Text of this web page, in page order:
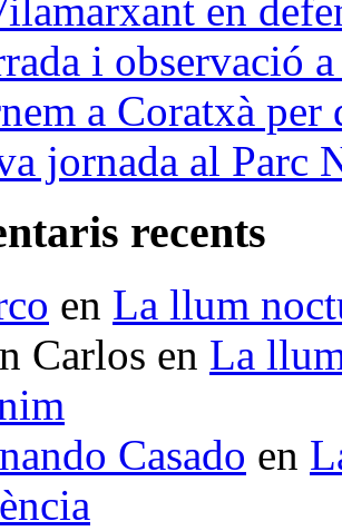
en
i observació
a Coratxà per
jornada al Parc
recents
en La llum
Carlos en La
Casado en